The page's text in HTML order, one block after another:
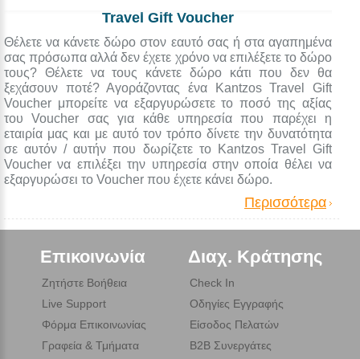
Travel Gift Voucher
Θέλετε να κάνετε δώρο στον εαυτό σας ή στα αγαπημένα
σας πρόσωπα αλλά δεν έχετε χρόνο να επιλέξετε το δώρο
τους? Θέλετε να τους κάνετε δώρο κάτι που δεν θα
ξεχάσουν ποτέ? Αγοράζοντας ένα Kantzos Travel Gift
Voucher μπορείτε να εξαργυρώσετε το ποσό της αξίας
του Voucher σας για κάθε υπηρεσία που παρέχει η
εταιρία μας και με αυτό τον τρόπο δίνετε την δυνατότητα
σε αυτόν / αυτήν που δωρίζετε το Kantzos Travel Gift
Voucher να επιλέξει την υπηρεσία στην οποία θέλει να
εξαργυρώσει το Voucher που έχετε κάνει δώρο.
Περισσότερα
Επικοινωνία
Ζητήστε Βοήθεια
Live Support
Φόρμα Επικοινωνίας
Γραφεία & Τμήματα
Διαχ. Κράτησης
Check In
Οδηγίες Εγγραφής
Είσοδος Πελατών
B2B Συνεργάτες